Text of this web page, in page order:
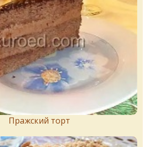
Пражский торт